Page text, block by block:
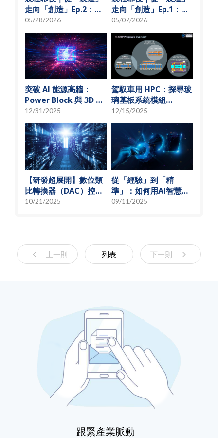
走向「創造」Ep.2：
「從無到有」的技術革
新
05/28/2026
走向「創造」Ep.1：揭
秘 USI技術先行軍
05/07/2026
突破 AI 能源高牆：
Power Block 與 3D 微
小化解決方案
12/31/2025
駕馭車用 HPC：探尋玻
璃基板系統模組
(SoMoG) 技術的「最佳
甜蜜點」
12/15/2025
【研發超展開】數位類
比轉換器（DAC）控制
偏壓電流創新解決方
10/21/2025
從「經驗」到「精
準」：如何用AI智慧演
算法，實現高效射頻預
09/11/2025
上一則 列表 下一則
跟緊產業脈動